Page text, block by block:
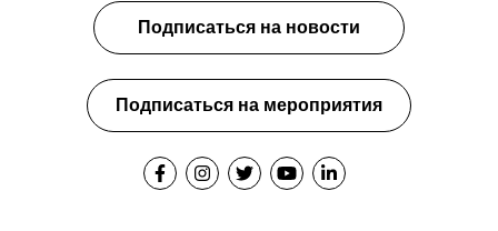
Подписаться на новости
Подписаться на мероприятия